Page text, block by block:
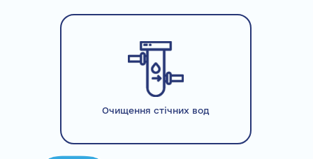
Очищення стічних вод